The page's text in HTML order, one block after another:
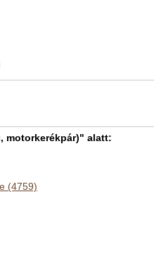
motorkerékpár)" alatt:
(4759)